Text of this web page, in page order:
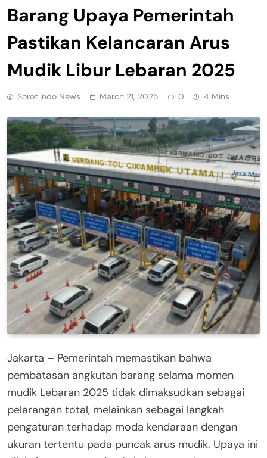
Barang Upaya Pemerintah
Pastikan Kelancaran Arus
Mudik Libur Lebaran 2025
Sorot Indo News March 21, 2025 0 4 Mins
Jakarta – Pemerintah memastikan bahwa
pembatasan angkutan barang selama momen
mudik Lebaran 2025 tidak dimaksudkan sebagai
pelarangan total, melainkan sebagai langkah
pengaturan terhadap moda kendaraan dengan
ukuran tertentu pada puncak arus mudik. Upaya ini